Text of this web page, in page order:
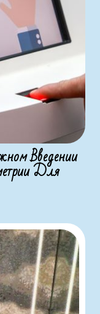
Введении
Для